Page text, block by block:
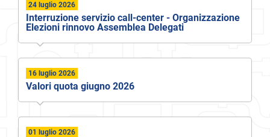
24 luglio 2026
Interruzione servizio call-center - Organizzazione
Elezioni rinnovo Assemblea Delegati
16 luglio 2026
Valori quota giugno 2026
01 luglio 2026